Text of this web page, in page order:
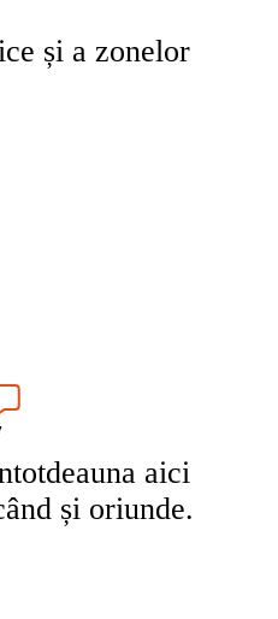
și a zonelor
aici
și oriunde.